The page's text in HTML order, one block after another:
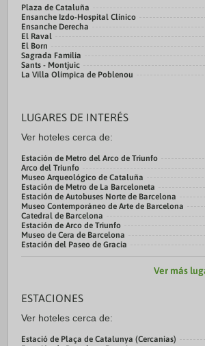
Plaza de Cataluña
Ensanche Izdo-Hospital Clínico
Ensanche Derecha
El Raval
El Born
Sagrada Familia
Sants - Montjuic
La Villa Olímpica de Poblenou
LUGARES DE INTERÉS
Ver hoteles cerca de:
Estación de Metro del Arco de Triunfo
Arco del Triunfo
Museo Arqueológico de Cataluña
Estación de Metro de La Barceloneta
Estación de Autobuses Norte de Barcelona
Museo Contemporáneo de Arte de Barcelona
Catedral de Barcelona
Estación de Arco de Triunfo
Museo de Cera de Barcelona
Estación del Paseo de Gracia
Ver más
ESTACIONES
Ver hoteles cerca de:
Estació de Plaça de Catalunya (Cercanias)